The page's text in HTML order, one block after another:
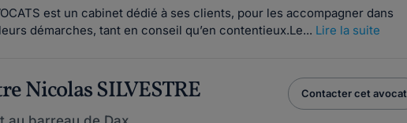
est un cabinet dédié à ses clients, pour les accompagner dans
démarches, tant en conseil qu’en contentieux.Le... Lire la suite
Nicolas SILVESTRE Contacter cet avocat